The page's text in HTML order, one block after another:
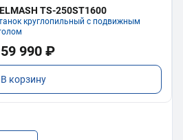
TS-250ST1600
круглопильный с подвижным
990 ₽
В корзину